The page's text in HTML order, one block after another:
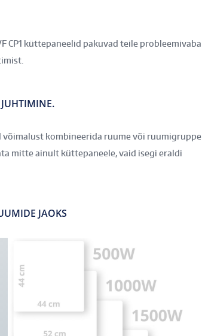
CP1 küttepaneelid pakuvad teile probleemivaba
võimalust kombineerida ruume või ruumigruppe
mitte ainult küttepaneele, vaid isegi eraldi
JAOKS